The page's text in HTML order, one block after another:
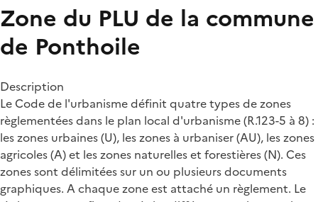
Zone du PLU de la commune
de Ponthoile
Description
Le Code de l'urbanisme définit quatre types de zones
règlementées dans le plan local d'urbanisme (R.123-5 à 8) :
les zones urbaines (U), les zones à urbaniser (AU), les zones
agricoles (A) et les zones naturelles et forestières (N). Ces
zones sont délimitées sur un ou plusieurs documents
graphiques. A chaque zone est attaché un règlement. Le